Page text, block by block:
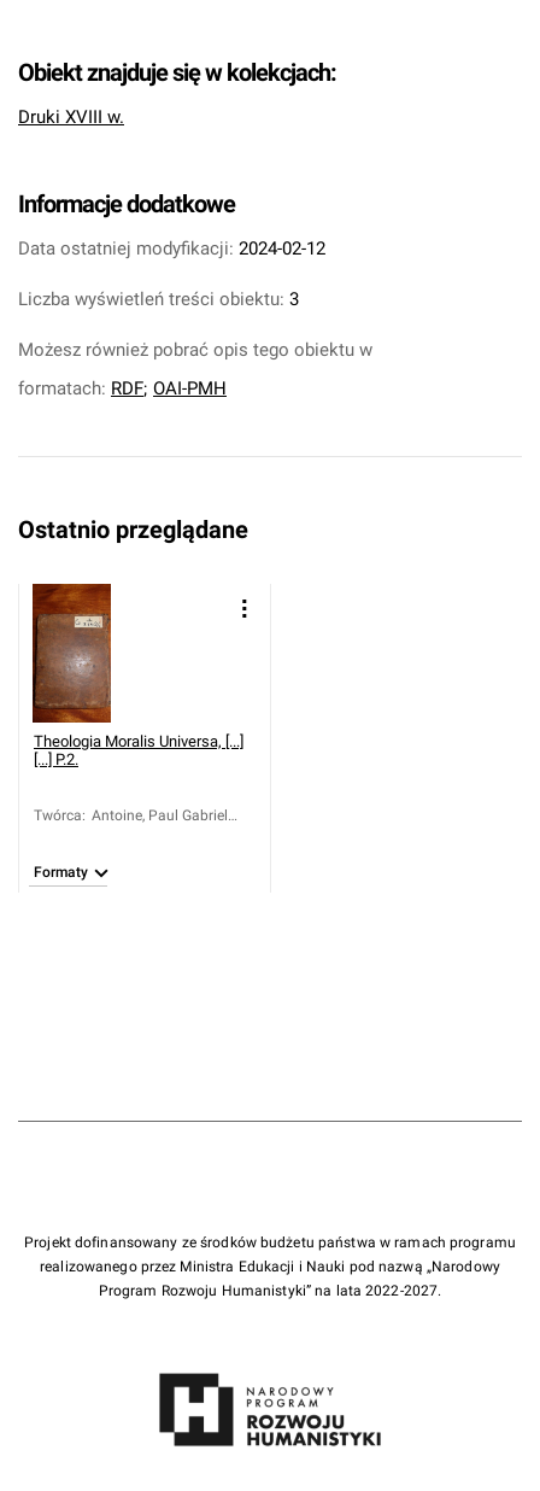
Obiekt znajduje się w kolekcjach:
Druki XVIII w.
Informacje dodatkowe
Data ostatniej modyfikacji: 2024-02-12
Liczba wyświetleń treści obiektu: 3
Możesz również pobrać opis tego obiektu w
formatach: RDF; OAI-PMH
Ostatnio przeglądane
Theologia Moralis Universa, [...]
[...] P.2.
Twórca: Antoine, Paul Gabriel
Formaty
Projekt dofinansowany ze środków budżetu państwa w ramach programu
realizowanego przez Ministra Edukacji i Nauki pod nazwą „Narodowy
Program Rozwoju Humanistyki” na lata 2022-2027.